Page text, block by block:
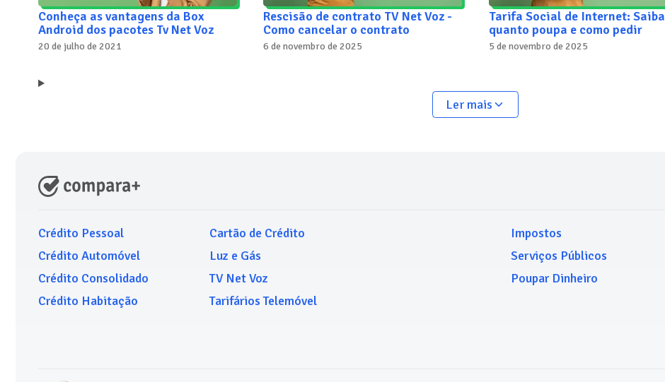
Conheça as vantagens da Box
Android dos pacotes Tv Net Voz
20 de julho de 2021
Rescisão de contrato TV Net Voz -
Como cancelar o contrato
6 de novembro de 2025
Tarifa Social de Internet: Saiba
quanto poupa e como pedir
5 de novembro de 2025
Ler mais
Crédito Pessoal
Crédito Automóvel
Crédito Consolidado
Crédito Habitação
Cartão de Crédito
Luz e Gás
TV Net Voz
Tarifários Telemóvel
Impostos
Serviços Públicos
Poupar Dinheiro